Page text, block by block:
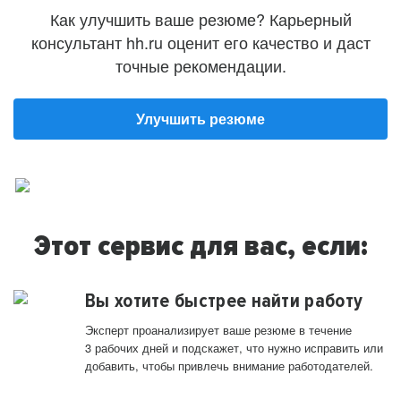
Как улучшить ваше резюме? Карьерный
консультант hh.ru оценит его качество и даст
точные рекомендации.
Улучшить резюме
Этот сервис для вас, если:
Вы хотите быстрее найти работу
Эксперт проанализирует ваше резюме в течение
3 рабочих дней и подскажет, что нужно исправить или
добавить, чтобы привлечь внимание работодателей.